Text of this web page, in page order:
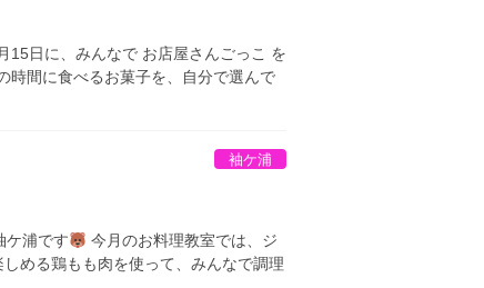
15日に、みんなで お店屋さんごっこ を
時間に食べるお菓子を、自分で選んで
袖ケ浦
ケ浦です
今月のお料理教室では、ジ
める鶏もも肉を使って、みんなで調理